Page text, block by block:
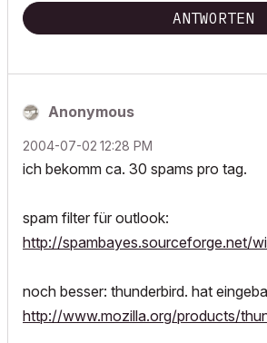
ANTWORTEN
Anonymous
‎2004-07-02 12:28 PM
ich bekomm ca. 30 spams pro tag.
spam filter für outlook:
http://spambayes.sourceforge.net/
noch besser: thunderbird. hat
http://www.mozilla.org/products/